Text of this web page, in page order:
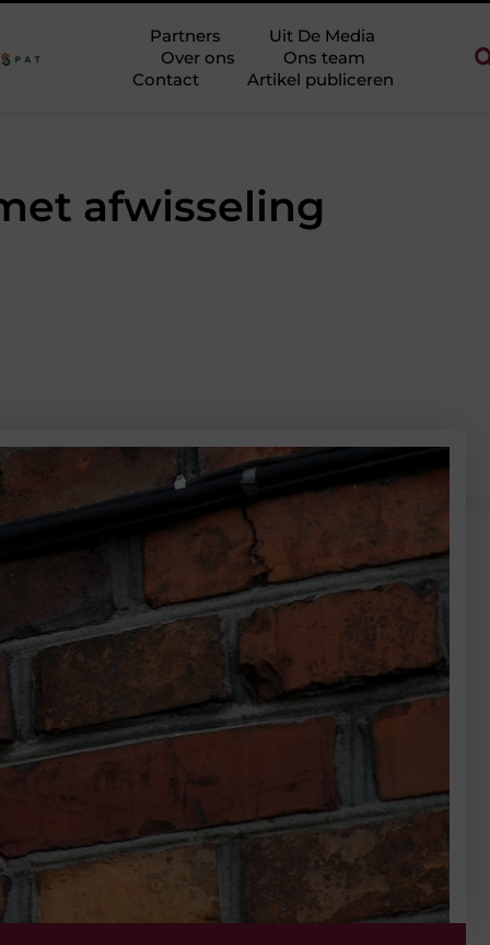
Partners
Uit De Media
Over ons
Ons team
Contact
Artikel publiceren
afwisseling